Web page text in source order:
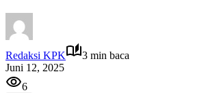
Redaksi KPK
3 min baca
Juni 12, 2025
6